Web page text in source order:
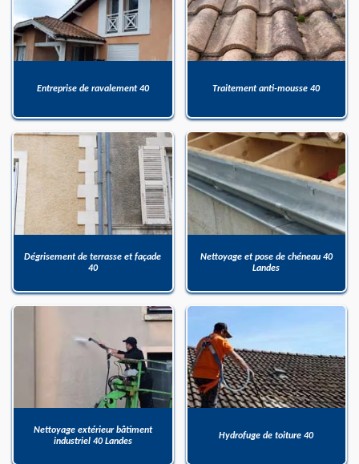
Entreprise de ravalement 40 Traitement anti-mousse 40
Dégrisement de terrasse et façade
40
Nettoyage et pose de chéneau 40
Landes
Nettoyage extérieur bâtiment
industriel 40 Landes
Hydrofuge de toiture 40